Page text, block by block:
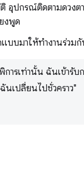
อุปกรณ์ติดตามดวงต
งพูด
บมาให้ทำงานร่วมกั
ารเท่านั้น ฉันเข้ารั
นเปลี่ยนไปชั่วคราว"